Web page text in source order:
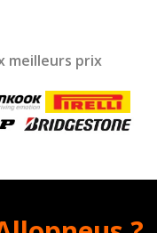
meilleurs prix